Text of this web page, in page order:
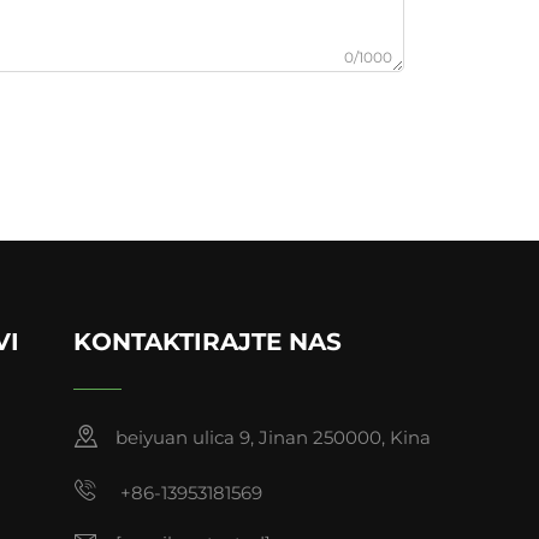
0/1000
KONTAKTIRAJTE NAS
beiyuan ulica 9, Jinan 250000, Kina
+86-13953181569